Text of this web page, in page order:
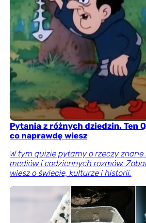
Pytania z różnych dziedzin. Ten
co naprawdę wiesz
W tym quizie pytamy o rzeczy znane
mediów i codziennych rozmów.
wiesz o świecie, kulturze i historii.